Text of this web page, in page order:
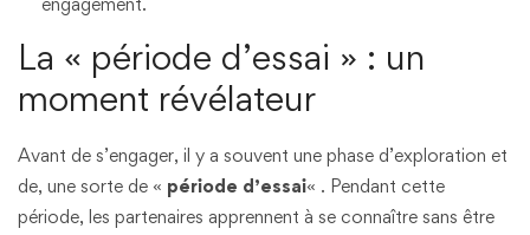
La « période d’essai » : un
moment révélateur
Avant de s’engager, il y a souvent une phase d’exploration et
de, une sorte de « période d’essai« . Pendant cette
période, les partenaires apprennent à se connaître sans être